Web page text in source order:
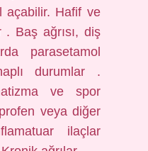
açabilir. Hafif ve
. Baş ağrısı, diş
parasetamol
durumlar .
ve spor
veya diğer
ilaçlar